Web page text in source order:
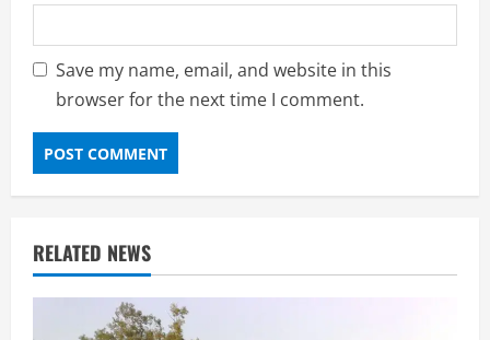
Save my name, email, and website in this
browser for the next time I comment.
RELATED NEWS